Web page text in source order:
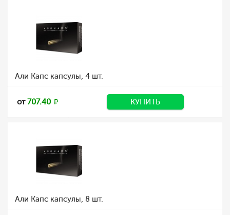
Али Капс капсулы, 4 шт.
от707.40 КУПИТЬ
Али Капс капсулы, 8 шт.